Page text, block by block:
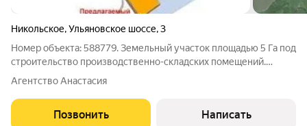
Никольское,Ульяновское шоссе,3
Номер объекта: 588779. Земельный участок площадью 5 Га под
строительство производственно-складских помещений.
Описание индустриального парка: Общая площадь парка
пунктов, для размещения объектов
Агентство Анастасия
Позвонить Написать